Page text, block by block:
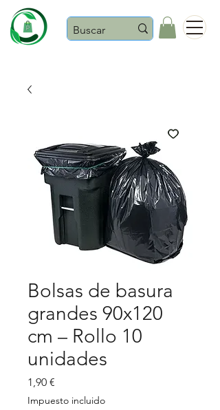
Bolsas de basura
grandes 90x120
cm – Rollo 10
unidades
1,90 €
Impuesto incluido